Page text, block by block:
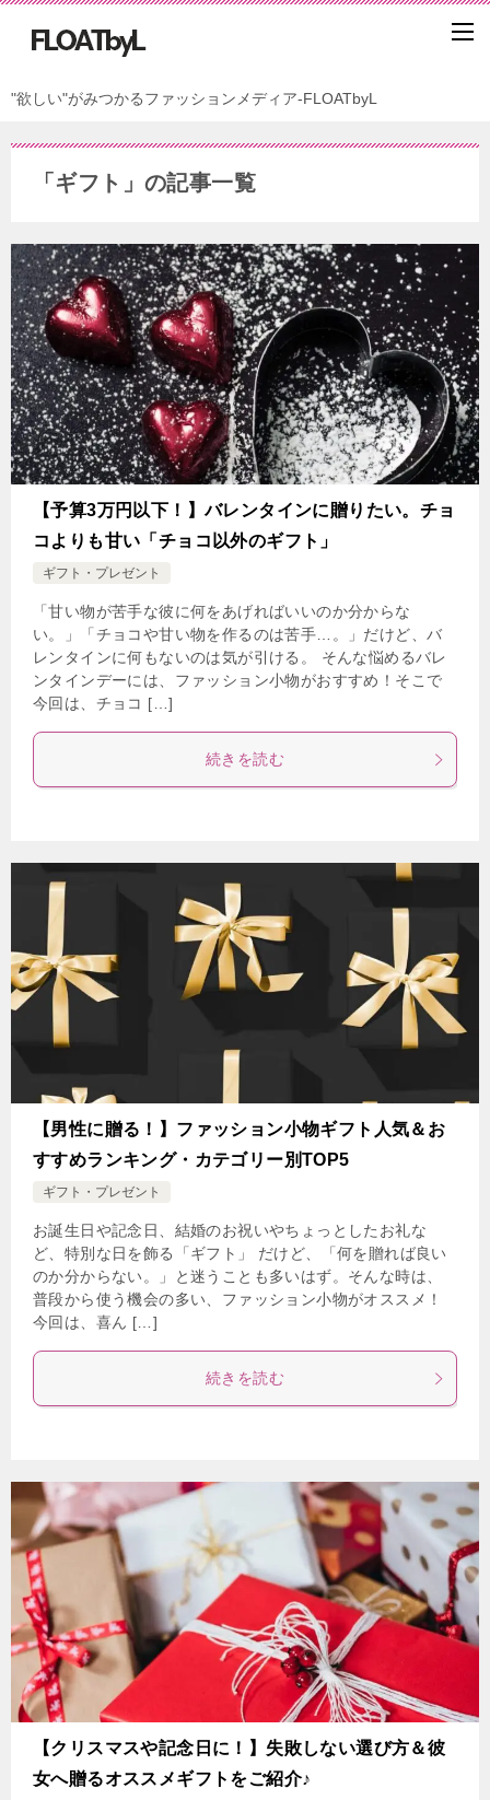
"欲しい"がみつかるファッションメディア-FLOATbyL
「ギフト」の記事一覧
【予算3万円以下！】バレンタインに贈りたい。チョ
コよりも甘い「チョコ以外のギフト」
ギフト・プレゼント
「甘い物が苦手な彼に何をあげればいいのか分からな
い。」「チョコや甘い物を作るのは苦手…。」だけど、バ
レンタインに何もないのは気が引ける。 そんな悩めるバレ
ンタインデーには、ファッション小物がおすすめ！そこで
今回は、チョコ […]
続きを読む
【男性に贈る！】ファッション小物ギフト人気＆お
すすめランキング・カテゴリー別TOP5
ギフト・プレゼント
お誕生日や記念日、結婚のお祝いやちょっとしたお礼な
ど、特別な日を飾る「ギフト」 だけど、「何を贈れば良い
のか分からない。」と迷うことも多いはず。そんな時は、
普段から使う機会の多い、ファッション小物がオススメ！
今回は、喜ん […]
続きを読む
【クリスマスや記念日に！】失敗しない選び方＆彼
女へ贈るオススメギフトをご紹介♪